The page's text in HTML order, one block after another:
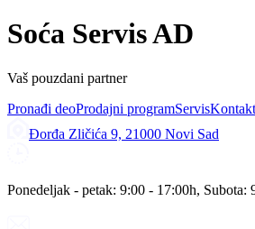
Soća Servis AD
Vaš pouzdani partner
Pronađi deoProdajni programServisKontakt
Đorđa Zličića 9, 21000 Novi Sad
Ponedeljak - petak: 9:00 - 17:00h, Subota: